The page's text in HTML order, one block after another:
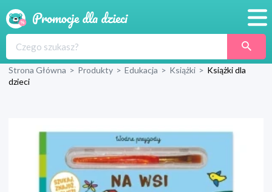
Produkty
Blog
Wyprawka
Strona Główna > Produkty > Edukacja > Książki > Książki dla
dzieci